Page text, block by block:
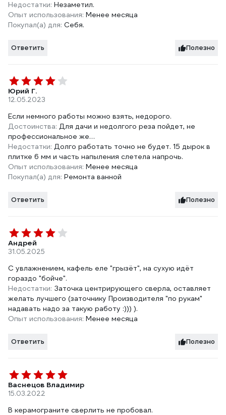
Недостатки: Незаметил.
Опыт использования: Менее месяца
Покупал(а) для: Себя.
Ответить Полезно
Юрий Г.
12.05.2023
Если немного работы можно взять, недорого.
Достоинства: Для дачи и недолгого реза пойдет, не
профессиональное же…
Недостатки: Долго работать точно не будет. 15 дырок в
плитке 6 мм и часть напыления слетела напрочь.
Опыт использования: Менее месяца
Покупал(а) для: Ремонта ванной
Ответить Полезно
Андрей
31.05.2025
С увлажнением, кафель еле "грызёт", на сухую идёт
гораздо "бойче".
Недостатки: Заточка центрирующего сверла, оставляет
желать лучшего (заточнику Производителя "по рукам"
надавать надо за такую работу :))) ).
Опыт использования: Менее месяца
Ответить Полезно
Васнецов Владимир
15.03.2022
В керамограните сверлить не пробовал.